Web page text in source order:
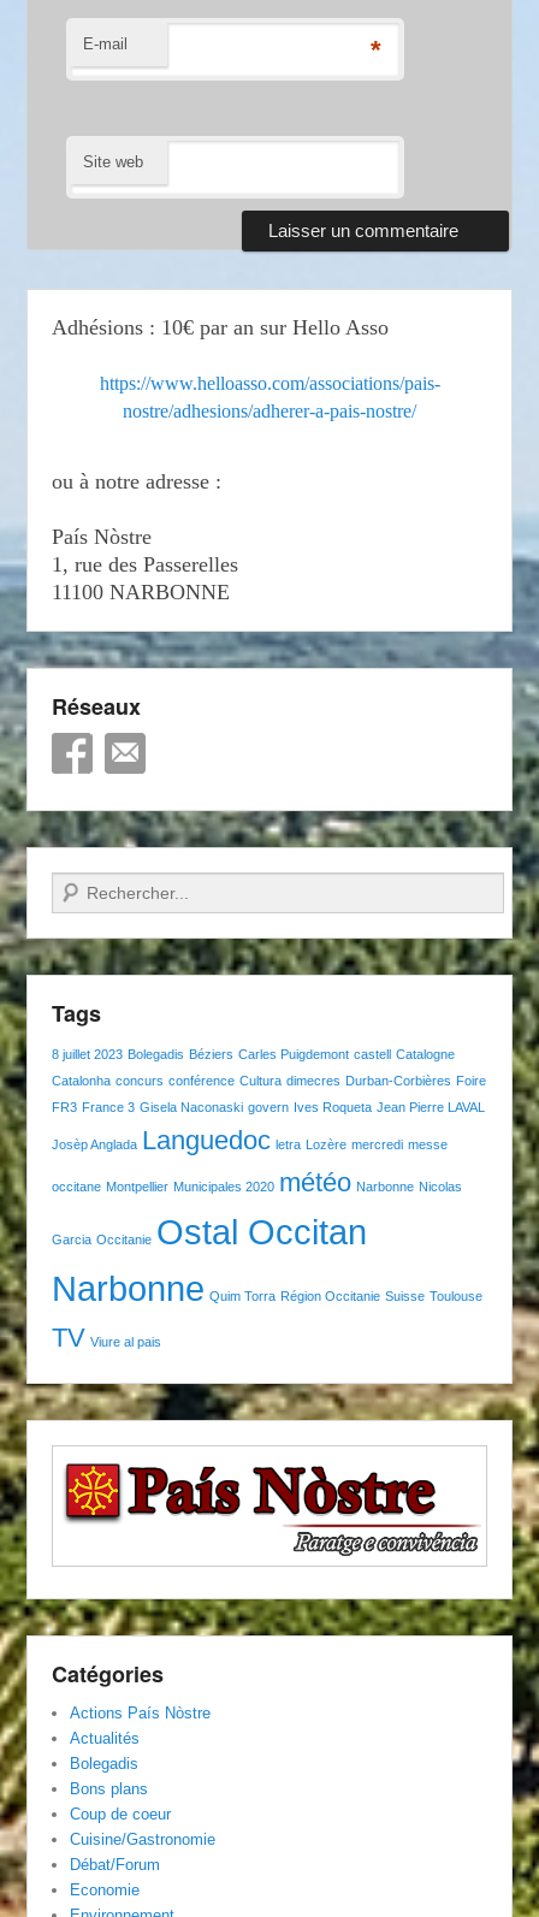
E-mail *
Site web
Adhésions : 10€ par an sur Hello Asso
https://www.helloasso.com/associations/pais-
nostre/adhesions/adherer-a-pais-nostre/
ou à notre adresse :
País Nòstre
1, rue des Passerelles
11100 NARBONNE
Réseaux
Recherche
Tags
8 juillet 2023 Bolegadis Béziers Carles Puigdemont castell Catalogne
Catalonha concurs conférence Cultura dimecres Durban-Corbières Foire
FR3 France 3 Gisela Naconaski govern Ives Roqueta Jean Pierre LAVAL
Josèp Anglada Languedoc letra Lozère mercredi messe
occitane Montpellier Municipales 2020 météo Narbonne Nicolas
Garcia Occitanie Ostal Occitan
Narbonne Quim Torra Région Occitanie Suisse Toulouse
TV Viure al pais
Catégories
Actions País Nòstre
Actualités
Bolegadis
Bons plans
Coup de coeur
Cuisine/Gastronomie
Débat/Forum
Economie